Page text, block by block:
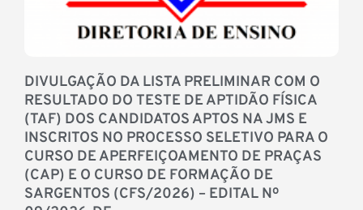
DIVULGAÇÃO DA LISTA PRELIMINAR COM O
RESULTADO DO TESTE DE APTIDÃO FÍSICA
(TAF) DOS CANDIDATOS APTOS NA JMS E
INSCRITOS NO PROCESSO SELETIVO PARA O
CURSO DE APERFEIÇOAMENTO DE PRAÇAS
(CAP) E O CURSO DE FORMAÇÃO DE
SARGENTOS (CFS/2026) – EDITAL Nº